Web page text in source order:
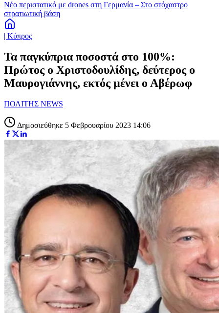
Νέο περιστατικό με drones στη Γερμανία – Στο στόχαστρο
στρατιωτική βάση
| Κύπρος
Τα παγκύπρια ποσοστά στο 100%:
Πρώτος ο Χριστοδουλίδης, δεύτερος ο
Μαυρογιάννης, εκτός μένει ο Αβέρωφ
ΠΟΛΙΤΗΣ NEWS
Δημοσιεύθηκε 5 Φεβρουαρίου 2023 14:06